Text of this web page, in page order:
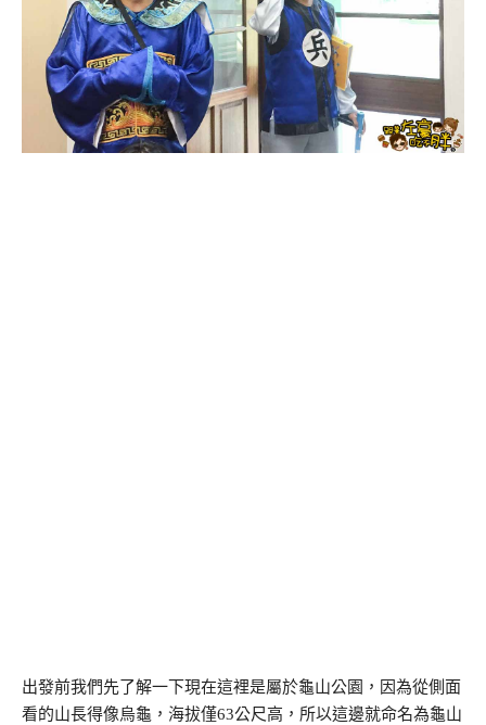
出發前我們先了解一下現在這裡是屬於龜山公園，因為從側面
看的山長得像烏龜，海拔僅63公尺高，所以這邊就命名為龜山